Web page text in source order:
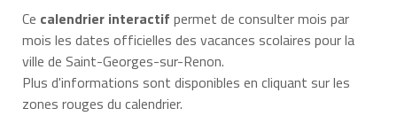
Ce calendrier interactif permet de consulter mois par
mois les dates officielles des vacances scolaires pour la
ville de Saint-Georges-sur-Renon.
Plus d'informations sont disponibles en cliquant sur les
zones rouges du calendrier.